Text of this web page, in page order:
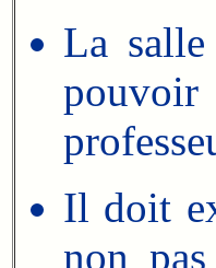
La
Il doit
non